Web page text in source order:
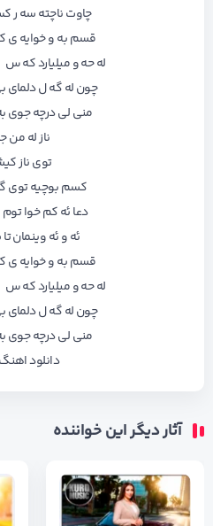
چاوت ناچته سه ر
قسم به و خوایه ی
له حه و میلیارد که
چون له گه ل دلمای
منی لی درچه جوی
ناز له من
توی ناز
کسم بوچیه
دعا ئه کم خوا
ئه و ئه وینمان
قسم به و خوایه ی
له حه و میلیارد که
چون له گه ل دلمای
منی لی درچه جوی
دانلود
آثار دیگر این خواننده